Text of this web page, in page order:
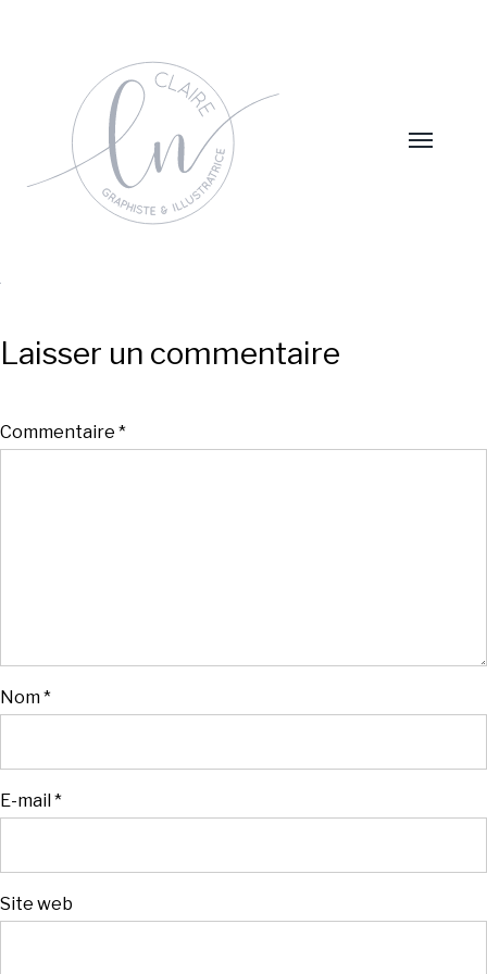
Laisser un commentaire
Commentaire *
Nom*
E-mail*
Site web